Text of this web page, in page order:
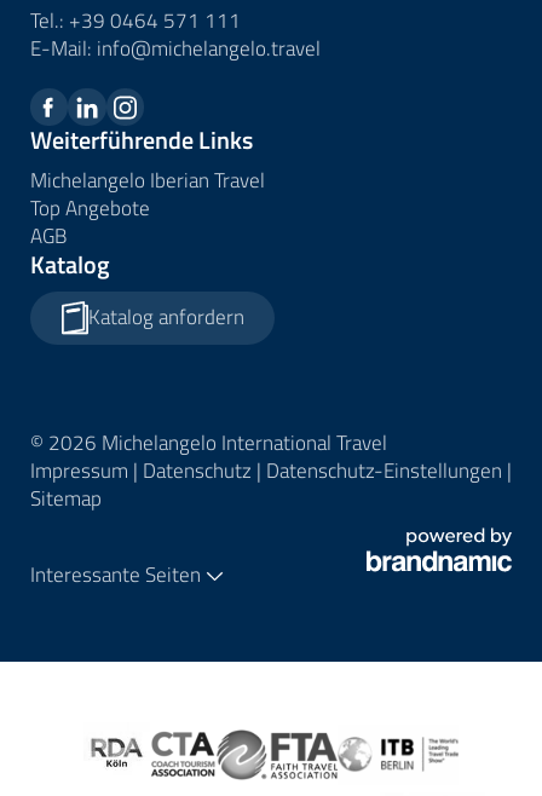
Tel.: +39 0464 571 111
E-Mail: info@michelangelo.travel
Weiterführende Links
Michelangelo Iberian Travel
Top Angebote
AGB
Katalog
Katalog anfordern
© 2026 Michelangelo International Travel
Impressum | Datenschutz | Datenschutz-Einstellungen |
Sitemap
Interessante Seiten